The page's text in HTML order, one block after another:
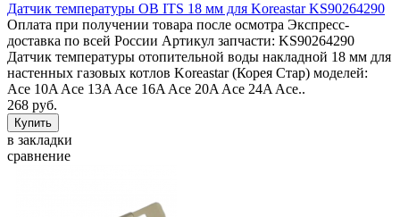
Датчик температуры ОВ ITS 18 мм для Koreastar KS90264290
Оплата при получении товара после осмотра Экспресс-
доставка по всей России Артикул запчасти: KS90264290
Датчик температуры отопительной воды накладной 18 мм для
настенных газовых котлов Koreastar (Корея Стар) моделей:
Ace 10A Ace 13A Ace 16A Ace 20A Ace 24A Ace..
268 руб.
в закладки
сравнение